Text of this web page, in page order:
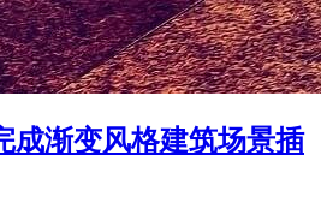
成渐变风格建筑场景插